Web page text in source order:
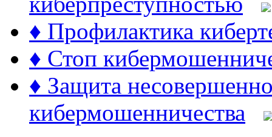
♦ Профилактика
♦ Стоп
♦ Защита
кибермошенничества